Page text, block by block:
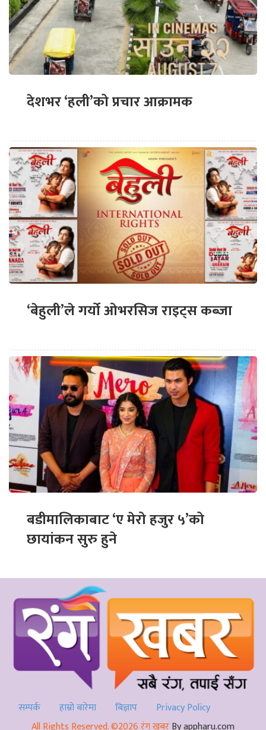
देशभर ‘हली’को प्रचार आक्रामक
‘बेहुली’ले गर्यो ओभरसिज राइट्स कब्जा
बडीमालिकाबाट ‘ए मेरो हजुर ५’को
छायांकन सुरु हुने
सम्पर्क हाम्रो बारेमा बिज्ञाप
Privacy Policy